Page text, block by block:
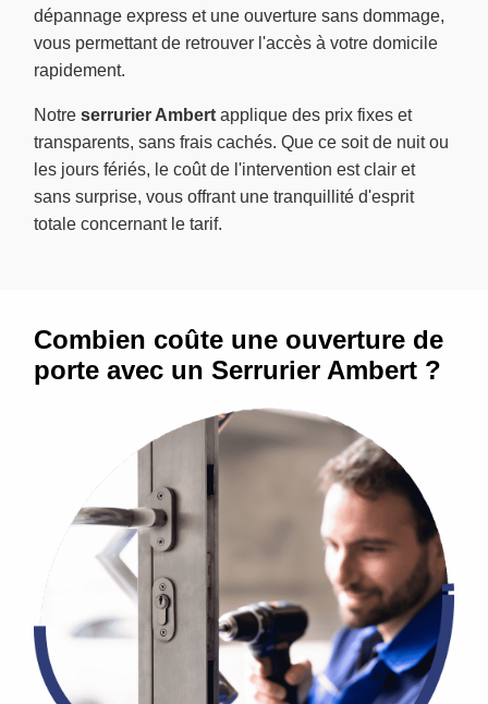
dépannage express et une ouverture sans dommage,
vous permettant de retrouver l'accès à votre domicile
rapidement.
Notre serrurier Ambert applique des prix fixes et
transparents, sans frais cachés. Que ce soit de nuit ou
les jours fériés, le coût de l'intervention est clair et
sans surprise, vous offrant une tranquillité d'esprit
totale concernant le tarif.
Combien coûte une ouverture de
porte avec un Serrurier Ambert ?